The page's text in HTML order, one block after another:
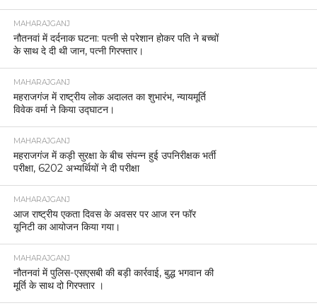
MAHARAJGANJ
नौतनवां में दर्दनाक घटना: पत्नी से परेशान होकर पति ने बच्चों
के साथ दे दी थी जान, पत्नी गिरफ्तार।
MAHARAJGANJ
महराजगंज में राष्ट्रीय लोक अदालत का शुभारंभ, न्यायमूर्ति
विवेक वर्मा ने किया उद्घाटन।
MAHARAJGANJ
महराजगंज में कड़ी सुरक्षा के बीच संपन्न हुई उपनिरीक्षक भर्ती
परीक्षा, 6202 अभ्यर्थियों ने दी परीक्षा
MAHARAJGANJ
आज राष्ट्रीय एकता दिवस के अवसर पर आज रन फॉर
यूनिटी का आयोजन किया गया।
MAHARAJGANJ
नौतनवां में पुलिस-एसएसबी की बड़ी कार्रवाई, बुद्ध भगवान की
मूर्ति के साथ दो गिरफ्तार ।